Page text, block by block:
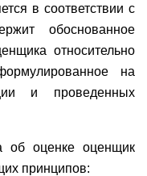
в соответствии с
обоснованное
относительно
на
и проведенных
об оценке оценщик
принципов: